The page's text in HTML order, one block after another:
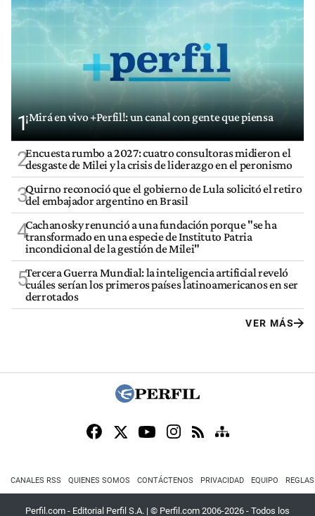
1¡Mirá en vivo +Perfil!: un canal con gente que piensa
2Encuesta rumbo a 2027: cuatro consultoras midieron el
desgaste de Milei y la crisis de liderazgo en el peronismo
3Quirno reconoció que el gobierno de Lula solicitó el retiro
del embajador argentino en Brasil
4Cachanosky renunció a una fundación porque "se ha
transformado en una especie de Instituto Patria
incondicional de la gestión de Milei"
5Tercera Guerra Mundial: la inteligencia artificial reveló
cuáles serían los primeros países latinoamericanos en ser
derrotados
VER MÁS
CANALES RSS QUIENES SOMOS CONTÁCTENOS PRIVACIDAD EQUIPO
Perfil.com - Editorial Perfil S.A. | © Perfil.com 2006-2026 - Todos los